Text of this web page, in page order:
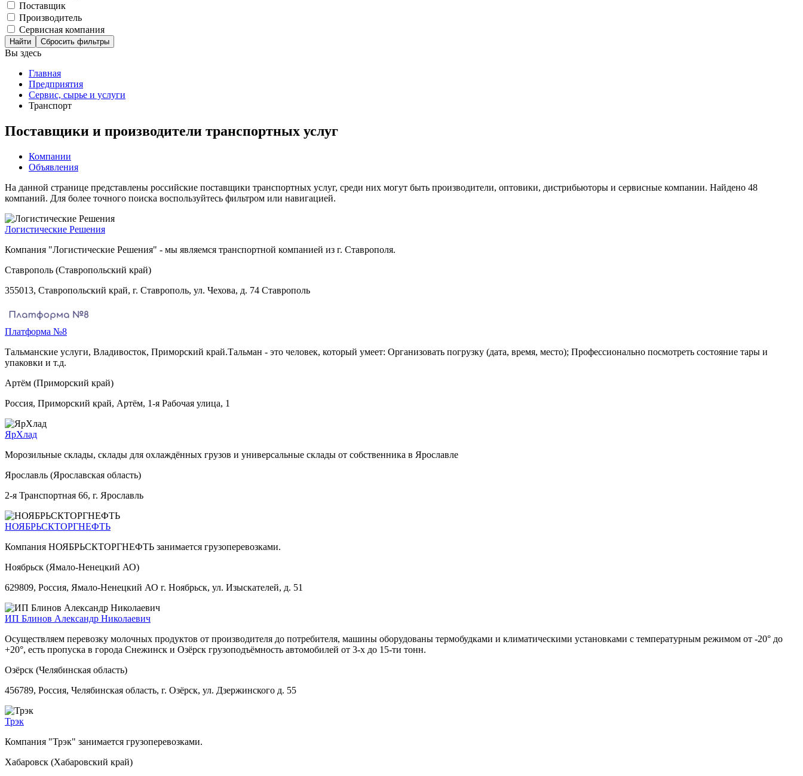
Поставщик
Производитель
Сервисная компания
Сбросить фильтры
Вы здесь
Главная
Предприятия
Сервис, сырье и услуги
Транспорт
Поставщики и производители транспортных услуг
Компании
Объявления
На данной странице представлены российские поставщики транспортных услуг, среди них могут быть производители, оптовики, дистрибьюторы и сервисные компании. Найдено 48
компаний. Для более точного поиска воспользуйтесь фильтром или навигацией.
Логистические Решения
Компания "Логистические Решения" - мы являемся транспортной компанией из г. Ставрополя.
Ставрополь (Ставропольский край)
355013, Ставропольский край, г. Ставрополь, ул. Чехова, д. 74 Ставрополь
Платформа №8
Тальманские услуги, Владивосток, Приморский край.Тальман - это человек, который умеет: Организовать погрузку (дата, время, место); Профессионально посмотреть состояние тары и
упаковки и т.д.
Артём (Приморский край)
Россия, Приморский край, Артём, 1-я Рабочая улица, 1
ЯрХлад
Морозильные склады, склады для охлаждённых грузов и универсальные склады от собственника в Ярославле
Ярославль (Ярославская область)
2-я Транспортная 66, г. Ярославль
НОЯБРЬСКТОРГНЕФТЬ
Компания НОЯБРЬСКТОРГНЕФТЬ занимается грузоперевозками.
Ноябрьск (Ямало-Ненецкий АО)
629809, Россия, Ямало-Ненецкий АО г. Ноябрьск, ул. Изыскателей, д. 51
ИП Блинов Александр Николаевич
Осуществляем перевозку молочных продуктов от производителя до потребителя, машины оборудованы термобудками и климатическими установками с температурным режимом от -20° до
+20°, есть пропуска в города Снежинск и Озёрск грузоподъёмность автомобилей от 3-х до 15-ти тонн.
Озёрск (Челябинская область)
456789, Россия, Челябинская область, г. Озёрск, ул. Дзержинского д. 55
Трэк
Компания "Трэк" занимается грузоперевозками.
Хабаровск (Хабаровский край)